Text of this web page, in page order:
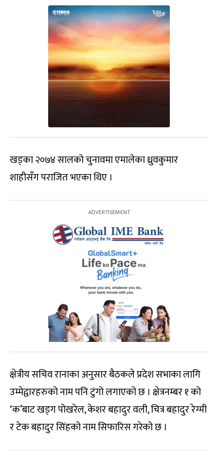
खड्का २०७४ सालको चुनावमा एमालेका ध्रुवकुमार
शाहीसँग पराजित भएका थिए ।
क्षेत्रीय सचिव रानाका अनुसार बैठकले प्रदेश सभाका लागि
उम्मेद्वारहरुको नाम पनि टुंगो लगाएको छ । क्षेत्रनम्बर १ को
‘क’बाट खड्ग पोखरेल, केशर बहादुर वली, चित्र बहादुर रेग्मी
र टेक बहादुर सिंहको नाम सिफारिस गरेको छ ।